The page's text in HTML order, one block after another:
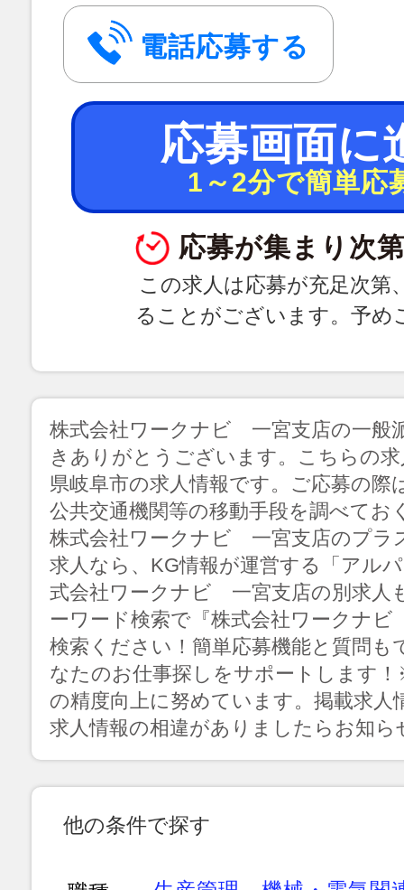
電話応募する
応募画面に
1～2分で簡単応
応募が集まり次
この求人は応募が充足次第
ることがございます。予め
株式会社ワークナビ 一宮支店の一般
きありがとうございます。こちらの
県岐阜市の求人情報です。ご応募の際
公共交通機関等の移動手段を調べてお
株式会社ワークナビ 一宮支店のプ
求人なら、KG情報が運営する「アル
式会社ワークナビ 一宮支店の別求人
ーワード検索で『株式会社ワークナ
検索ください！簡単応募機能と質問も
なたのお仕事探しをサポートします
の精度向上に努めています。掲載求人
求人情報の相違がありましたらお知ら
他の条件で探す